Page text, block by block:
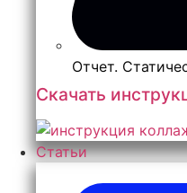
Отчет.
Скачать
Статьи